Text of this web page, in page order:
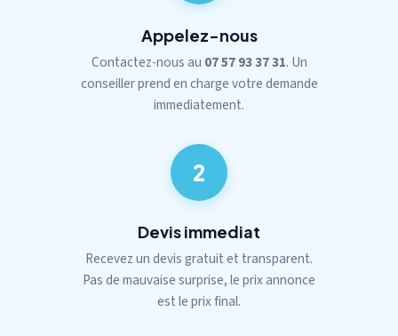
Appelez-nous
Contactez-nous au 07 57 93 37 31. Un
conseiller prend en charge votre demande
immediatement.
2
Devis immediat
Recevez un devis gratuit et transparent.
Pas de mauvaise surprise, le prix annonce
est le prix final.